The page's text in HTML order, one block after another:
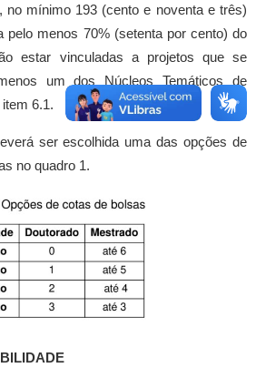
no mínimo 193 (cento e noventa e três)
pelo menos 70% (setenta por cento) do
estar vinculadas a projetos que se
um dos Núcleos Temáticos de
6.1.
ser escolhida uma das opções de
no quadro 1.